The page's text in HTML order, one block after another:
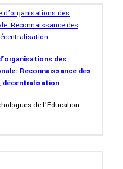
des
Reconnaissance des
décentralisation
de l’Éducation